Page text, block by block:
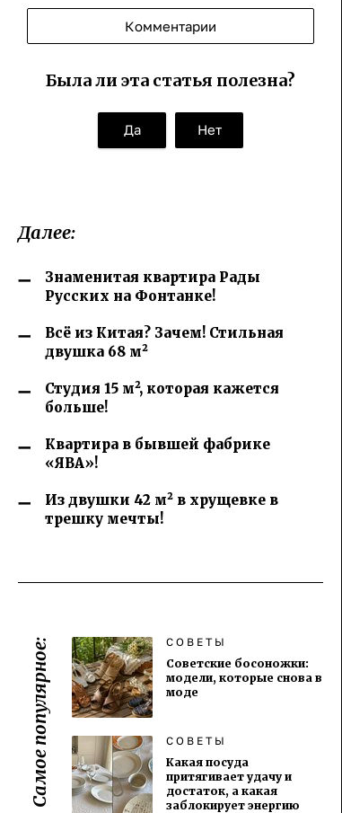
Комментарии
Была ли эта статья полезна?
Да Нет
Далее:
Знаменитая квартира Рады
Русских на Фонтанке!
Всё из Китая? Зачем! Стильная
двушка 68 м²
Студия 15 м², которая кажется
больше!
Квартира в бывшей фабрике
«ЯВА»!
Из двушки 42 м² в хрущевке в
трешку мечты!
Самое популярное:
СОВЕТЫ
Советские босоножки:
модели, которые снова в
моде
СОВЕТЫ
Какая посуда
притягивает удачу и
достаток, а какая
заблокирует энергию